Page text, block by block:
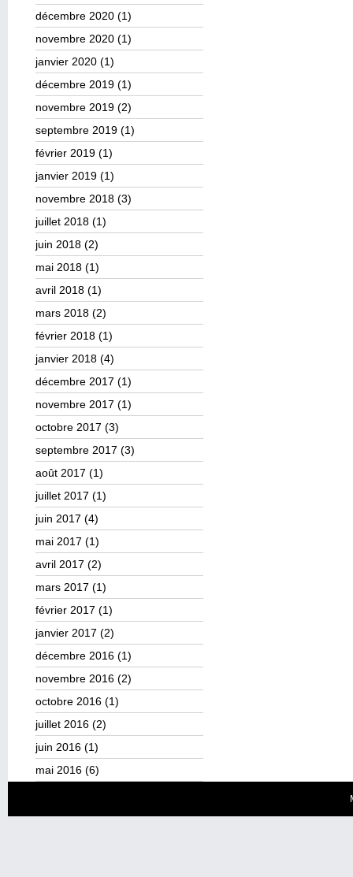
décembre 2020 (1)
novembre 2020 (1)
janvier 2020 (1)
décembre 2019 (1)
novembre 2019 (2)
septembre 2019 (1)
février 2019 (1)
janvier 2019 (1)
novembre 2018 (3)
juillet 2018 (1)
juin 2018 (2)
mai 2018 (1)
avril 2018 (1)
mars 2018 (2)
février 2018 (1)
janvier 2018 (4)
décembre 2017 (1)
novembre 2017 (1)
octobre 2017 (3)
septembre 2017 (3)
août 2017 (1)
juillet 2017 (1)
juin 2017 (4)
mai 2017 (1)
avril 2017 (2)
mars 2017 (1)
février 2017 (1)
janvier 2017 (2)
décembre 2016 (1)
novembre 2016 (2)
octobre 2016 (1)
juillet 2016 (2)
juin 2016 (1)
mai 2016 (6)